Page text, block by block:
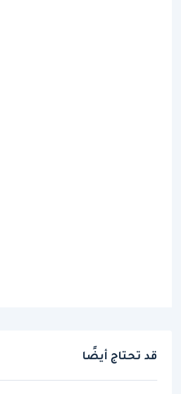
قد تحتاج أيضًا